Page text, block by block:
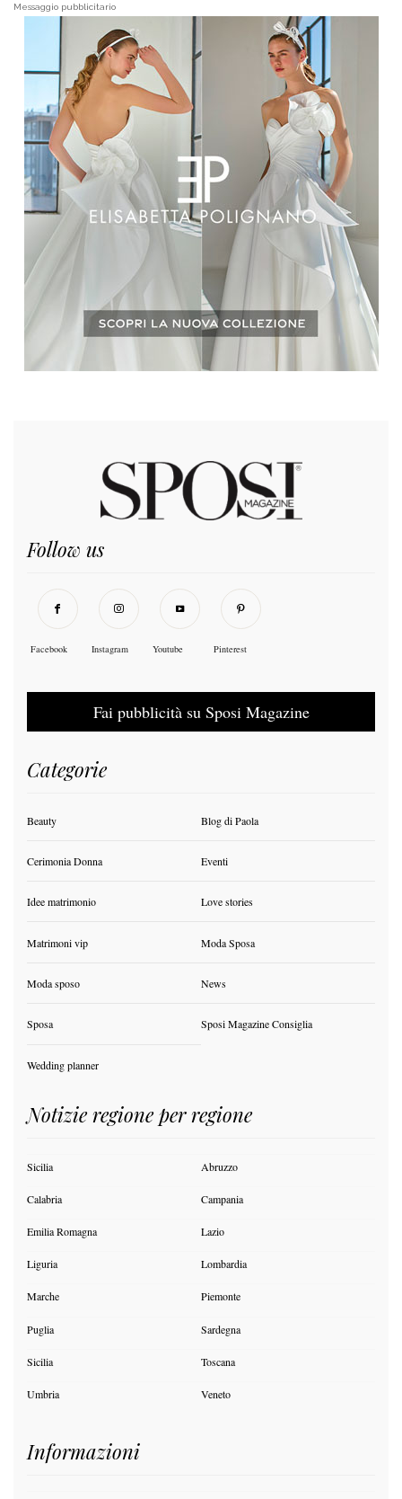
Messaggio pubblicitario
Follow us
Facebook Instagram Youtube Pinterest
Fai pubblicità su Sposi Magazine
Categorie
Beauty Blog di Paola
Cerimonia Donna Eventi
Idee matrimonio Love stories
Matrimoni vip Moda Sposa
Moda sposo News
Sposa Sposi Magazine Consiglia
Wedding planner
Notizie regione per regione
Sicilia Abruzzo
Calabria Campania
Emilia Romagna Lazio
Liguria Lombardia
Marche Piemonte
Puglia Sardegna
Sicilia Toscana
Umbria Veneto
Informazioni